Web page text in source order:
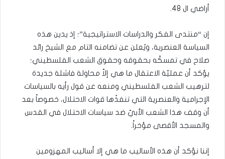
أراضي ال 48.
إن “منتدى الفكر والدراسات الاستراتيجية”؛ إذ يدين هذه
السياسة العنصرية، ويُعلن عن تضامنه التام مع الشيخ رائد
صلاح في تمسكّه بحقوقه وحقوق الشعب الفلسطيني؛
يؤكد أن عمليّة الاعتقال ما هي إلاّ محاولة فاشلة جديدة
لترهيب الشعب الفلسطيني ومنعه عن قول رأيه بالسياسات
الإجرامية والعنصرية التي تنفذُها قوات الاحتلال، خصوصاً بعد
أن وقف هذا الشعب الأبيّ ضد سياسات الاحتلال في القدس
والمسجد الأقصى مؤخراً.
إننا نؤكد أن هذه الأساليب ما هي إلا أساليب المهزومين